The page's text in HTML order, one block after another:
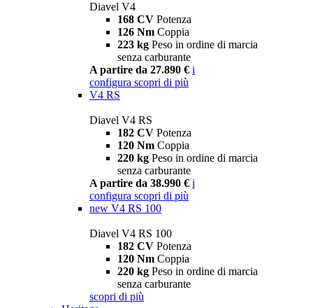
Diavel V4
168 CV Potenza
126 Nm Coppia
223 kg Peso in ordine di marcia
senza carburante
A partire da 27.890 € i
configura scopri di più
V4 RS
Diavel V4 RS
182 CV Potenza
120 Nm Coppia
220 kg Peso in ordine di marcia
senza carburante
A partire da 38.990 € i
configura scopri di più
new V4 RS 100
Diavel V4 RS 100
182 CV Potenza
120 Nm Coppia
220 kg Peso in ordine di marcia
senza carburante
scopri di più